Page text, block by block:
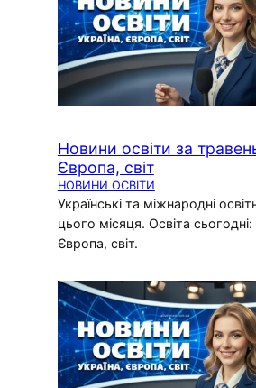
Новини освіти за
Європа, світ
НОВИНИ ОСВІТИ
Українські та міжнародні
цього місяця. Освіта сьогодні:
Європа, світ.